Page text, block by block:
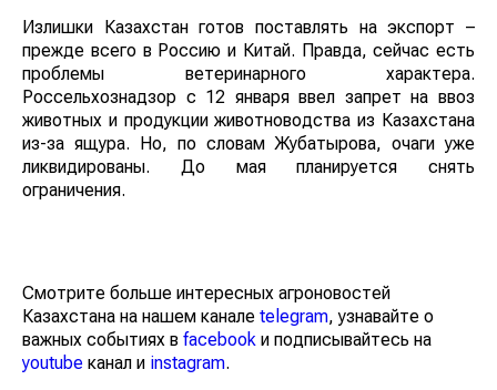
Излишки Казахстан готов поставлять на экспорт –
прежде всего в Россию и Китай. Правда, сейчас есть
проблемы ветеринарного характера.
Россельхознадзор с 12 января ввел запрет на ввоз
животных и продукции животноводства из Казахстана
из-за ящура. Но, по словам Жубатырова, очаги уже
ликвидированы. До мая планируется снять
ограничения.
Смотрите больше интересных агроновостей
Казахстана на нашем канале telegram, узнавайте о
важных событиях в facebook и подписывайтесь на
youtube канал и instagram.